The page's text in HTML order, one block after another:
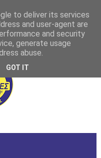
to deliver its services
and user-agent are
and security
generate usage
abuse.
GOT IT